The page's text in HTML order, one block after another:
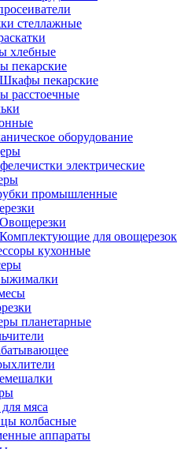
стеллажные
хлебные
пекарские
Шкафы пекарские
расстоечные
оборудование
электрические
промышленные
Овощерезки
Комплектующие для овощерезок
кухонные
планетарные
мяса
колбасные
аппараты